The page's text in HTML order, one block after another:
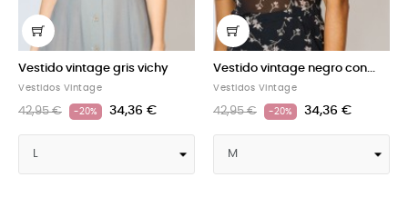
Vestido vintage gris vichy
Vestidos Vintage
42,95 € -20% 34,36 €
Vestido vintage negro con...
Vestidos Vintage
42,95 € -20% 34,36 €